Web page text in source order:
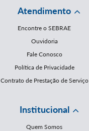
Atendimento
Encontre o SEBRAE
Ouvidoria
Fale Conosco
Política de Privacidade
Contrato de Prestação de Serviço
Institucional
Quem Somos